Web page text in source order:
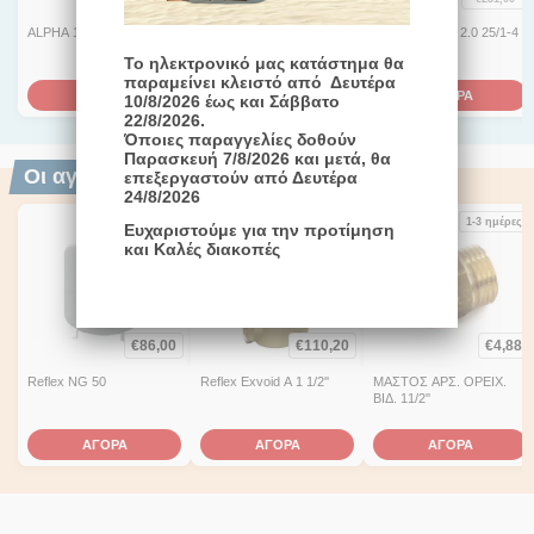
ALPHA 1L 25-60 (180mm)
ΑΓΟΡΑ ΑΓΟΡΑ
YONOS PICO 2.0 25/1-4
ΑΓΟΡΑ
Οι αγοραστές επέλεξαν επίσης
€86,00
Reflex NG 50
ΑΓΟΡΑ
1-3 ημέρες
€110,20
Reflex Exvoid A 1 1/2''
ΑΓΟΡΑ
1-3 ημέρες
€4,88
ΜΑΣΤΟΣ ΑΡΣ. ΟΡΕΙΧ.
ΒΙΔ. 11/2''
ΑΓΟΡΑ
Το ηλεκτρονικό μας κατάστημα θα
παραμείνει κλειστό από Δευτέρα
10/8/2026 έως και Σάββατο
22/8/2026.
Όποιες παραγγελίες δοθούν
Παρασκευή 7/8/2026 και μετά, θα
επεξεργαστούν από Δευτέρα
24/8/2026
Ευχαριστούμε για την προτίμηση
και Καλές διακοπές